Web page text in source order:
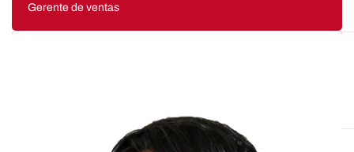
Gerente de ventas